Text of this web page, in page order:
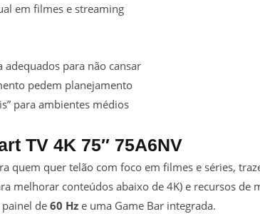
em filmes e streaming
adequados para não cansar
pedem planejamento
para ambientes médios
TV 4K 75″ 75A6NV
quem quer telão com foco em filmes e séries,
melhorar conteúdos abaixo de 4K) e recursos de
de 60 Hz e uma Game Bar integrada.